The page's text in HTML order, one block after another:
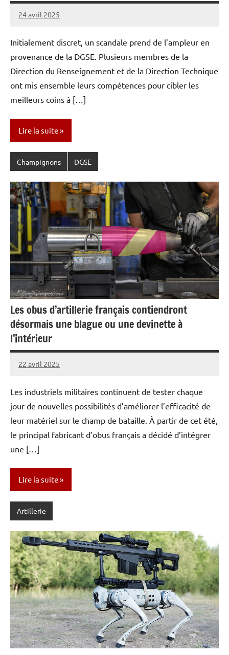
24 avril 2025
Caporal
Aucun
Initialement discret, un scandale prend de l’ampleur en
provenance de la DGSE. Plusieurs membres de la
Direction du Renseignement et de la Direction Technique
ont mis ensemble leurs compétences pour cibler les
meilleurs coins à […]
Lire la suite
Champignons DGSE
Les obus d’artillerie français contiendront
désormais une blague ou une devinette à
l’intérieur
22 avril 2025
Caporal
Aucun
Les industriels militaires continuent de tester chaque
jour de nouvelles possibilités d’améliorer l’efficacité de
leur matériel sur le champ de bataille. À partir de cet été,
le principal fabricant d’obus français a décidé d’intégrer
une […]
Lire la suite
Artillerie